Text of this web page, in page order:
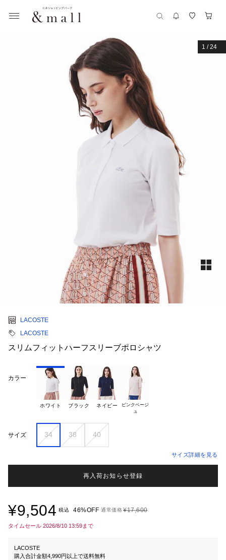
1 /24
LACOSTE
LACOSTE
スリムフィットハーフスリーブポロシャツ
カラー
ホワイト ブラック ネイビー
ピンクベージ
サイズ 34 38 40
サイズ詳細を見る
再入荷お知らせ登録
¥9,504 税込 46%OFF 通常価格¥17,600
タイムセール 2026/8/10 13:59まで
LACOSTE
購入合計金額4,990円以上で送料無料